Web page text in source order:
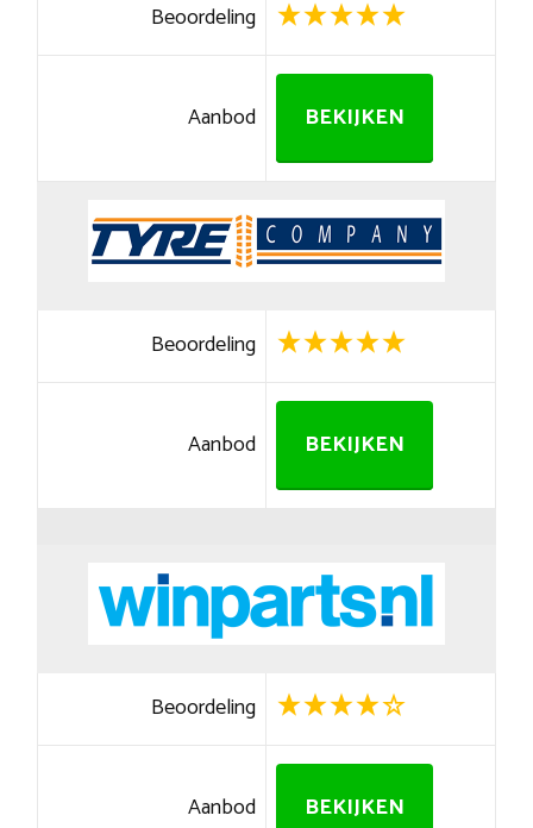
Beoordeling
Aanbod BEKIJKEN
Beoordeling
Aanbod BEKIJKEN
Beoordeling
Aanbod BEKIJKEN